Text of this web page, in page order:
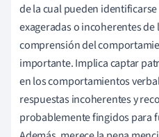
de la cual pueden
exageradas o incoherentes de
comprensión del
importante. Implica captar
en los comportamientos
respuestas incoherentes y
probablemente fingidos para